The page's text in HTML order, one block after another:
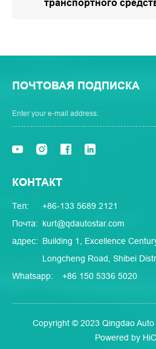
ПОЧТОВАЯ ПОДПИСКА
КОНТАКТ
Тел:
+86-133 5689 2121
Почта: kurt@qdautostar.com
адрес: Building 1, Excellence
Longcheng Road, Shibei
Whatsapp:
+86 150 5336 5020
Copyright © 2023 Qingdao
Powered by